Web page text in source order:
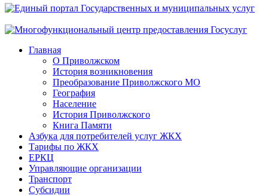
Главная
О Приволжском
История возникновения
Преобразование Приволжского МО
География
Население
История Приволжского
Книга Памяти
Азбука для потребителей услуг ЖКХ
Тарифы по ЖКХ
ЕРКЦ
Управляющие организации
Транспорт
Субсидии